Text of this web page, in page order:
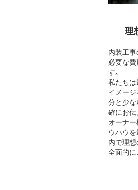
理
内装工
必要な
す｡
私たち
イメー
分と少
確にお伝
オーナ
ウハウ
内で理
全面的に